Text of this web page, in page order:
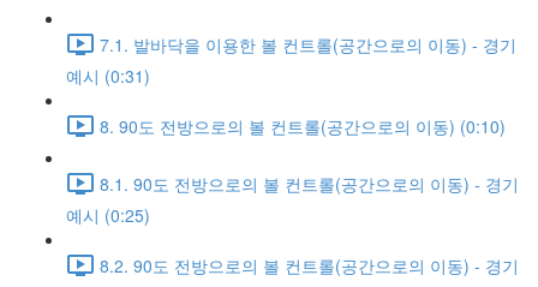
7.1. 발바닥을 이용한 볼 컨트롤(공간으로의 이동) - 경기
예시 (0:31)
8. 90도 전방으로의 볼 컨트롤(공간으로의 이동) (0:10)
8.1. 90도 전방으로의 볼 컨트롤(공간으로의 이동) - 경기
예시 (0:25)
8.2. 90도 전방으로의 볼 컨트롤(공간으로의 이동) - 경기